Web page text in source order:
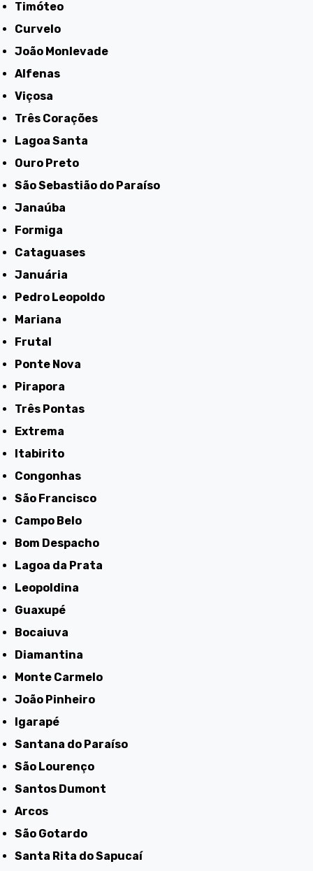
Timóteo
Curvelo
João Monlevade
Alfenas
Viçosa
Três Corações
Lagoa Santa
Ouro Preto
São Sebastião do Paraíso
Janaúba
Formiga
Cataguases
Januária
Pedro Leopoldo
Mariana
Frutal
Ponte Nova
Pirapora
Três Pontas
Extrema
Itabirito
Congonhas
São Francisco
Campo Belo
Bom Despacho
Lagoa da Prata
Leopoldina
Guaxupé
Bocaiuva
Diamantina
Monte Carmelo
João Pinheiro
Igarapé
Santana do Paraíso
São Lourenço
Santos Dumont
Arcos
São Gotardo
Santa Rita do Sapucaí